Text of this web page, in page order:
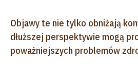
Objawy te nie tylko obniżają
dłuższej perspektywie mogą
poważniejszych problemów